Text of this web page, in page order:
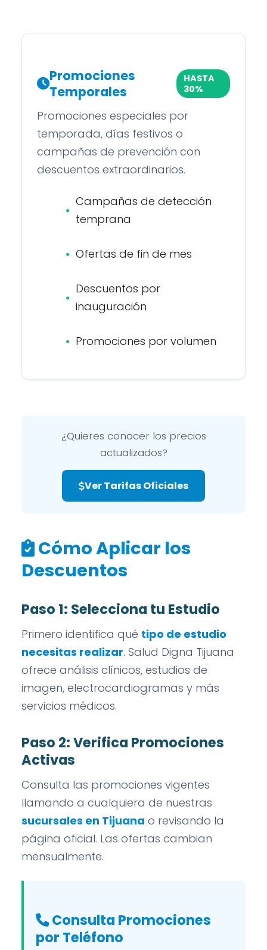
Promociones
Temporales
HASTA
30%
Promociones especiales por
temporada, días festivos o
campañas de prevención con
descuentos extraordinarios.
Campañas de detección
temprana
Ofertas de fin de mes
Descuentos por
inauguración
Promociones por volumen
¿Quieres conocer los precios
actualizados?
Ver Tarifas Oficiales
Cómo Aplicar los
Descuentos
Paso 1: Selecciona tu Estudio
Primero identifica qué tipo de estudio
necesitas realizar. Salud Digna Tijuana
ofrece análisis clínicos, estudios de
imagen, electrocardiogramas y más
servicios médicos.
Paso 2: Verifica Promociones
Activas
Consulta las promociones vigentes
llamando a cualquiera de nuestras
sucursales en Tijuana o revisando la
página oficial. Las ofertas cambian
mensualmente.
Consulta Promociones
por Teléfono